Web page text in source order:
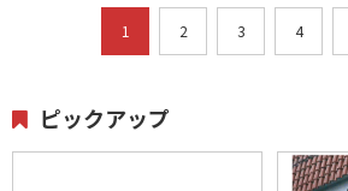
1 2 3 4
ピックアップ